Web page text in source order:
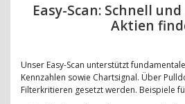
Easy-Scan: Schnell
Aktien
Unser Easy-Scan unterstützt
Kennzahlen sowie Chartsignal. Über
Filterkritieren gesetzt werden. Beispiele